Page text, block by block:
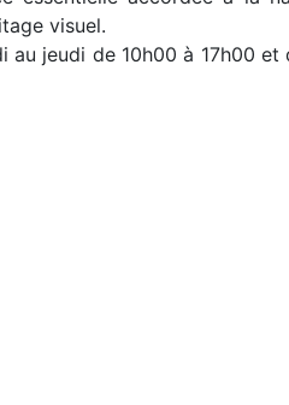
visuel.
jeudi de 10h00 à 17h00